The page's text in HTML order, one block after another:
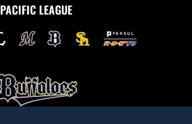
PACIFIC LEAGUE